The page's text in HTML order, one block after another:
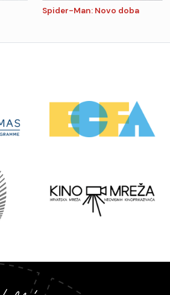
Spider-Man: Novo doba